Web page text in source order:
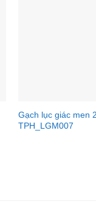
Gạch lục giác men
TPH_LGM007